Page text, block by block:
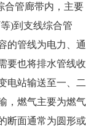
合管廊带内，主要
等)到支线综合管
的管线为电力、通
要也将排水管线收
电站输送至一、二
，燃气主要为燃气
断面通常为圆形或